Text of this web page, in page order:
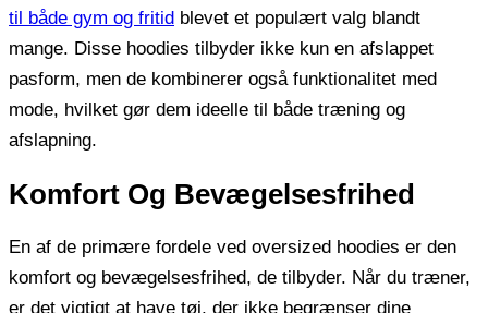
til både gym og fritid blevet et populært valg blandt
mange. Disse hoodies tilbyder ikke kun en afslappet
pasform, men de kombinerer også funktionalitet med
mode, hvilket gør dem ideelle til både træning og
afslapning.
Komfort Og Bevægelsesfrihed
En af de primære fordele ved oversized hoodies er den
komfort og bevægelsesfrihed, de tilbyder. Når du træner,
er det vigtigt at have tøj, der ikke begrænser dine